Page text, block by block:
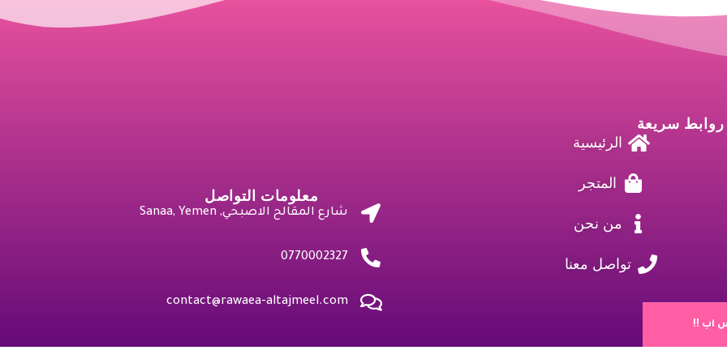
روابط سريعة
الرئيسية
المتجر
من نحن
تواصل معنا
معلومات التواصل
شارع المقالح الاصبحي, Sanaa, Yemen
0770002327
contact@rawaea-altajmeel.com
اب !!